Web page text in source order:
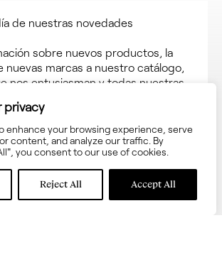
privacy
enhance your browsing experience, serve
content, and analyze our traffic. By
you consent to our use of cookies.
Reject All Accept All
de nuestras novedades
sobre nuevos productos, la
nuevas marcas a nuestro catálogo,
nos entusiasman y todas nuestras
y no perderte nada.